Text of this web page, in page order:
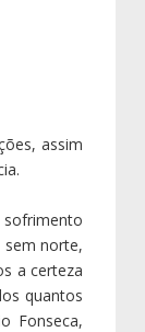
assim
sofrimento
sem norte,
a certeza
quantos
Fonseca,